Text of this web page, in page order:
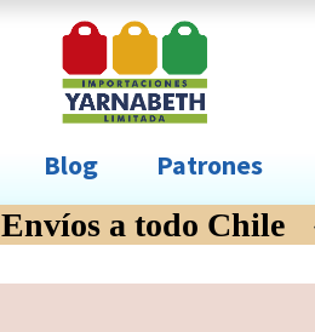
Blog Patrones
Envíos a todo Chile